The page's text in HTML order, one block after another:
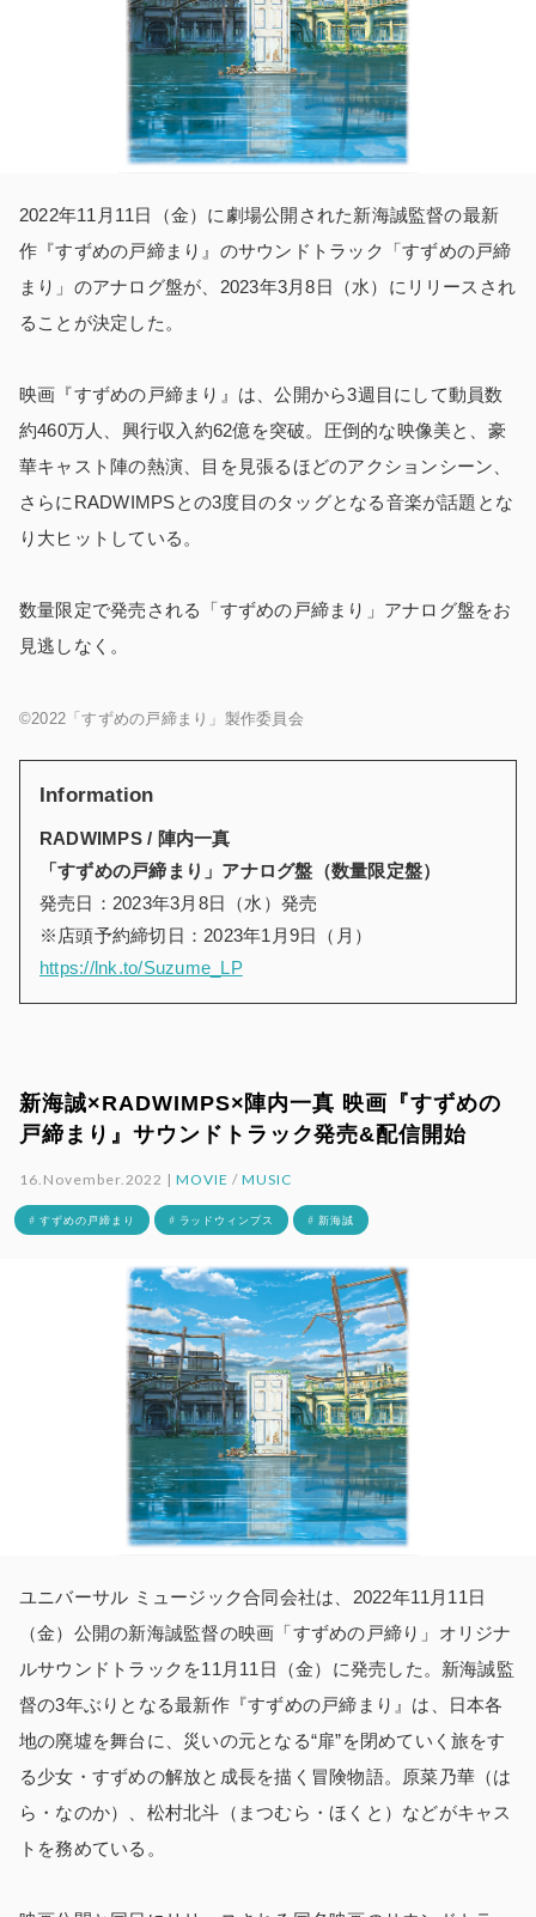
2022年11月11日（金）に劇場公開された新海誠監督の最新
作『すずめの戸締まり』のサウンドトラック「すずめの戸締
まり」のアナログ盤が、2023年3月8日（水）にリリースされ
ることが決定した。
映画『すずめの戸締まり』は、公開から3週目にして動員数
約460万人、興行収入約62億を突破。圧倒的な映像美と、豪
華キャスト陣の熱演、目を見張るほどのアクションシーン、
さらにRADWIMPSとの3度目のタッグとなる音楽が話題とな
り大ヒットしている。
数量限定で発売される「すずめの戸締まり」アナログ盤をお
見逃しなく。
©2022「すずめの戸締まり」製作委員会
Information
RADWIMPS / 陣内一真
「すずめの戸締まり」アナログ盤（数量限定盤）
発売日：2023年3月8日（水）発売
※店頭予約締切日：2023年1月9日（月）
https://lnk.to/Suzume_LP
新海誠×RADWIMPS×陣内一真 映画『すずめの
戸締まり』サウンドトラック発売&配信開始
16.November.2022 |MOVIE / MUSIC
# すずめの戸締まり # ラッドウィンプス # 新海誠
ユニバーサル ミュージック合同会社は、2022年11月11日
（金）公開の新海誠監督の映画「すずめの戸締り」オリジナ
ルサウンドトラックを11月11日（金）に発売した。新海誠監
督の3年ぶりとなる最新作『すずめの戸締まり』は、日本各
地の廃墟を舞台に、災いの元となる“扉”を閉めていく旅をす
る少女・すずめの解放と成長を描く冒険物語。原菜乃華（は
ら・なのか）、松村北斗（まつむら・ほくと）などがキャス
トを務めている。